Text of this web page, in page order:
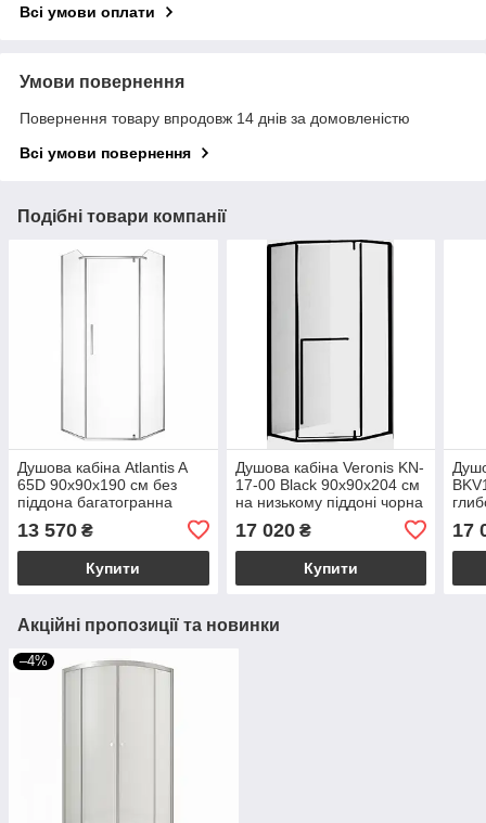
Всі умови оплати
Умови повернення
Повернення товару впродовж 14 днів за домовленістю
Всі умови повернення
Подібні товари компанії
Душова кабіна Atlantis A
65D 90х90х190 см без
піддона багатогранна
багатогранна розпашні
двері
13 570 ₴
Купити
Душова кабіна Veronis KN-
17-00 Black 90х90х204 см
на низькому піддоні чорна
двері
17 020₴
Купити
17
Акційні пропозиції та новинки
–4%